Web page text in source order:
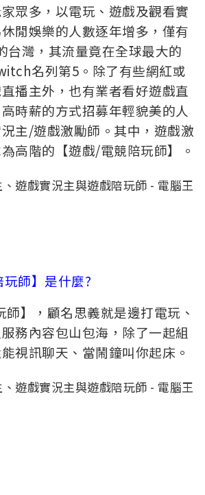
眾多，以電玩、遊戲及觀看實
閒娛樂的人數逐年增多，僅有
台灣，其流量竟在全球最大的
名列第5。除了有些網紅或
播主外，也有業者看好遊戲直
時薪的方式招募年輕貌美的人
主/遊戲激勵師。其中，遊戲激
高階的【遊戲/電競陪玩師】。
師】是什麼?
師】，顧名思義就是邊打電玩、
務內容包山包海，除了一起組
視訊聊天、當鬧鐘叫你起床。